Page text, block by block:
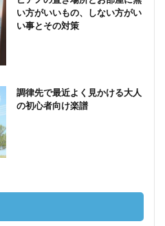
い方がいいもの、しない方がい
い事とその対策
調律先で最近よく見かける大人
の初心者向け楽譜